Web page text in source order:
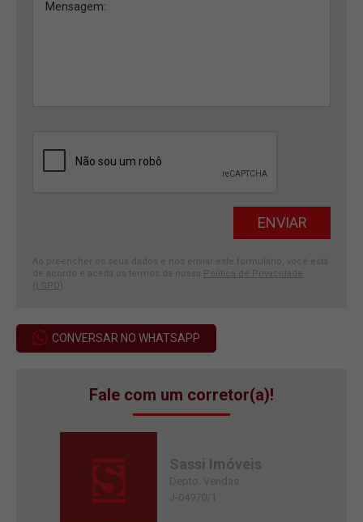
Ao preencher os seus dados e nos enviar este formulário, você está
de acordo e aceita os termos da nossa Política de Privacidade
(LGPD)
CONVERSAR NO WHATSAPP
Fale com um corretor(a)!
Sassi Imóveis
Depto. Vendas
J-04970/1